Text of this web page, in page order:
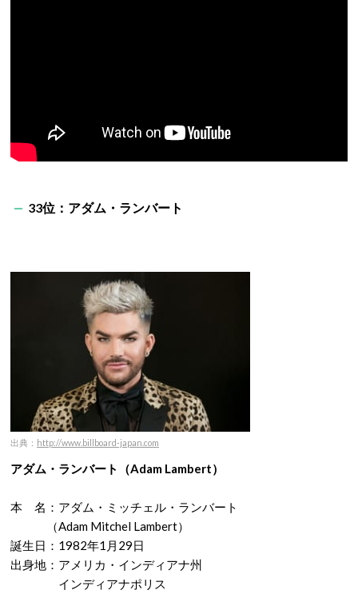
33位：アダム・ランバート
出典： http://www.billboard-japan.com
アダム・ランバート（Adam Lambert）
本 名：アダム・ミッチェル・ランバート
（Adam Mitchel Lambert）
誕生日：1982年1月29日
出身地：アメリカ・インディアナ州
インディアナポリス